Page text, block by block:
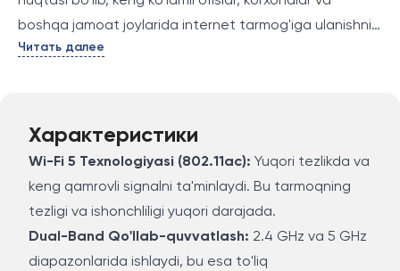
boshqa jamoat joylarida internet tarmog'iga ulanishni
ta'minlaydi. Ushbu model Wi-Fi 5 (802.11ac)
Читать далее
Характеристики
Wi-Fi 5 Texnologiyasi (802.11ac): Yuqori tezlikda va
keng qamrovli signalni ta'minlaydi. Bu tarmoqning
tezligi va ishonchliligi yuqori darajada.
Dual-Band Qo'llab-quvvatlash: 2.4 GHz va 5 GHz
diapazonlarida ishlaydi, bu esa to'liq